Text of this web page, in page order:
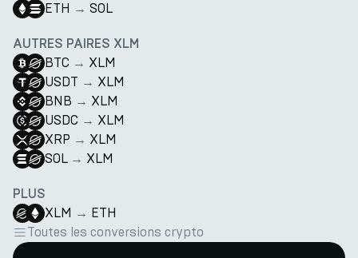
ETH → SOL
AUTRES PAIRES XLM
BTC → XLM
USDT → XLM
BNB → XLM
USDC → XLM
XRP → XLM
SOL → XLM
PLUS
XLM → ETH
Toutes les conversions crypto